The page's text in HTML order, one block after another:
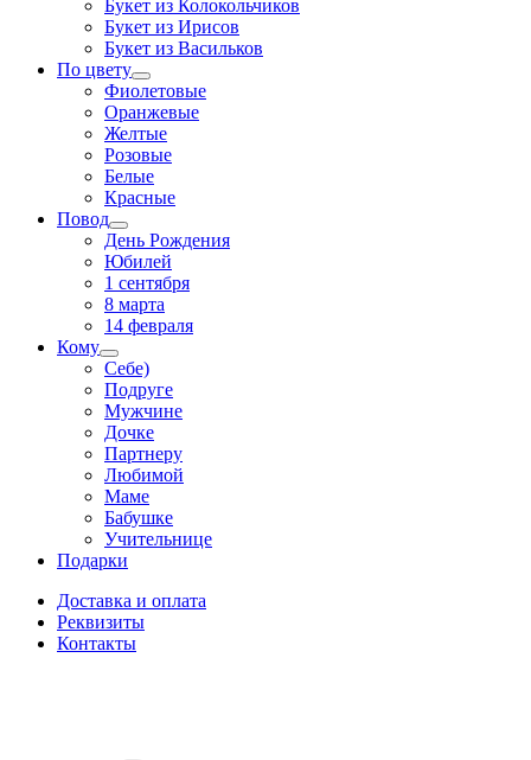
Букет из Колокольчиков
Букет из Ирисов
Букет из Васильков
По цвету
Фиолетовые
Оранжевые
Желтые
Розовые
Белые
Красные
Повод
День Рождения
Юбилей
1 сентября
8 марта
14 февраля
Кому
Себе)
Подруге
Мужчине
Дочке
Партнеру
Любимой
Маме
Бабушке
Учительнице
Подарки
Доставка и оплата
Реквизиты
Контакты